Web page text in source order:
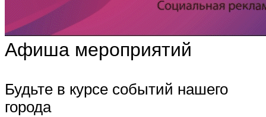
Афиша мероприятий
Будьте в курсе событий нашего
города